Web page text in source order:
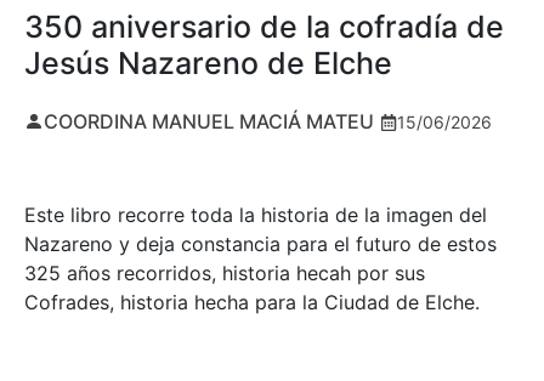
350 aniversario de la cofradía de
Jesús Nazareno de Elche
COORDINA MANUEL MACIÁ MATEU 15/06/2026
Este libro recorre toda la historia de la imagen del
Nazareno y deja constancia para el futuro de estos
325 años recorridos, historia hecah por sus
Cofrades, historia hecha para la Ciudad de Elche.